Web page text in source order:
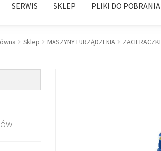
SERWIS SKLEP PLIKI DO POBRANIA
Sklep MASZYNY I URZĄDZENIA